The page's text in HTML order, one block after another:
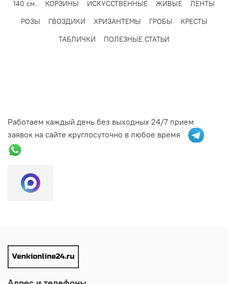
дополнительные элементы декора;
Оформите заказ: заполните форму на сайте или
140 см.
КОРЗИНЫ ИСКУССТВЕННЫЕ ЖИВЫЕ
ЛЕНТЫ
РОЗЫ
ГВОЗДИКИ ХРИЗАНТЕМЫ ГРОБЫ
КРЕСТЫ
ТАБЛИЧКИ
ПОЛЕЗНЫЕ СТАТЬИ
Работаем каждый день без выходных 24/7 прием
заявок на сайте круглосуточно в любое время